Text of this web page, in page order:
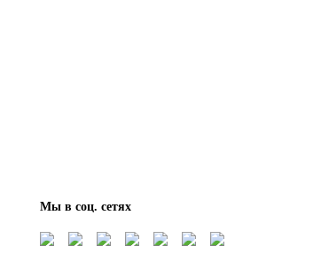
Мы в соц. сетях